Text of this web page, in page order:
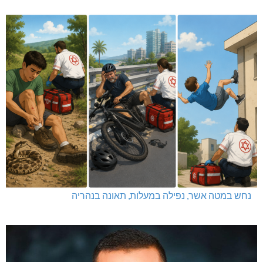
נחש במטה אשר, נפילה במעלות, תאונה בנהריה